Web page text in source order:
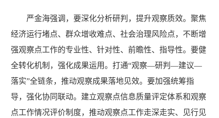
严金海强调，要深化分析研判，提升观察质效。聚焦
经济运行堵点、群众增收难点、社会治理风险点，不断增
强观察点工作的专业性、针对性、前瞻性、指导性。要健
全转化机制，强化成果运用。打通“观察—研判—建议—
落实”全链条，推动观察成果落地见效。要加强统筹指
导，强化协同联动。建立观察点信息质量评定体系和观察
点工作情况评价制度，推动观察点工作走深走实、见行见